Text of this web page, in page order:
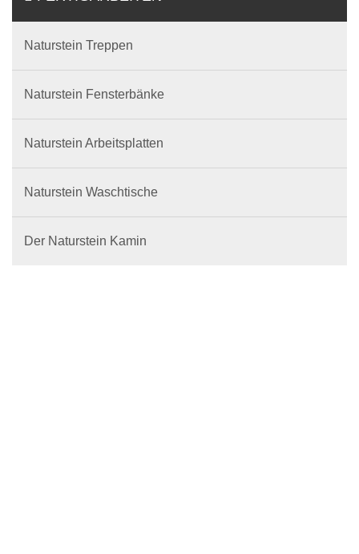
Naturstein Treppen
Naturstein Fensterbänke
Naturstein Arbeitsplatten
Naturstein Waschtische
Der Naturstein Kamin